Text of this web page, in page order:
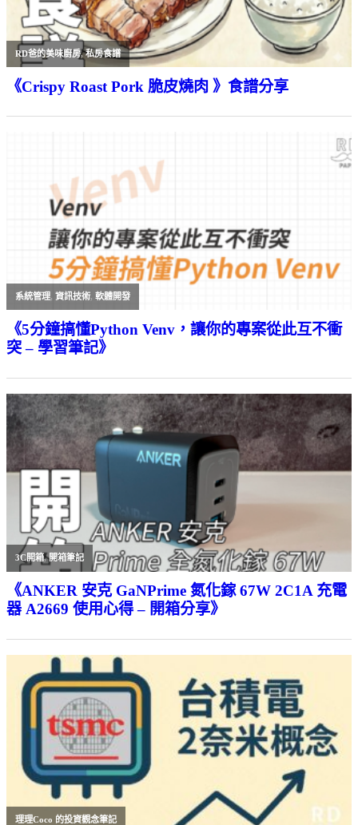
RD爸的美味廚房,私房食譜
《Crispy Roast Pork 脆皮燒肉 》食譜分享
系統管理,資訊技術,軟體開發
《5分鐘搞懂Python Venv，讓你的專案從此互不衝
突 – 學習筆記》
3C開箱,開箱筆記
《ANKER 安克 GaNPrime 氮化鎵 67W 2C1A 充電
器 A2669 使用心得 – 開箱分享》
理理Coco 的投資觀念筆記